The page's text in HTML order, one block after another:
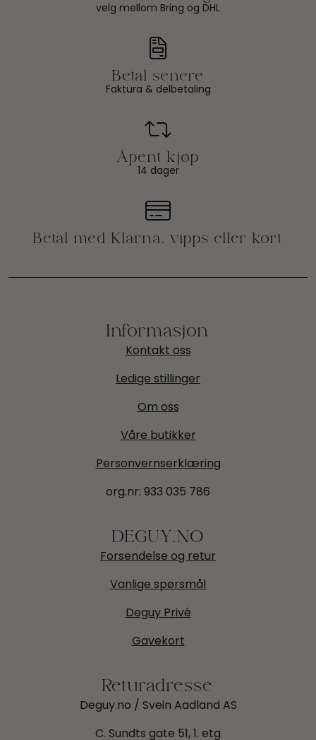
velg mellom Bring og DHL
Faktura & delbetaling
14 dager
Kontakt oss
Ledige stillinger
Om oss
Våre butikker
Personvernserklæring
org.nr: 933 035 786
Forsendelse og retur
Vanlige spørsmål
Deguy Privé
Gavekort
Deguy.no / Svein Aadland AS
C. Sundts gate 51, 1. etg